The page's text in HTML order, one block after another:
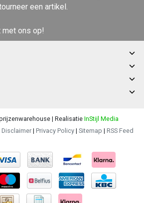
een artikel.
met ons op!
| Realisatie InStijl Media
Disclaimer | Privacy Policy | Sitemap | RSS Feed